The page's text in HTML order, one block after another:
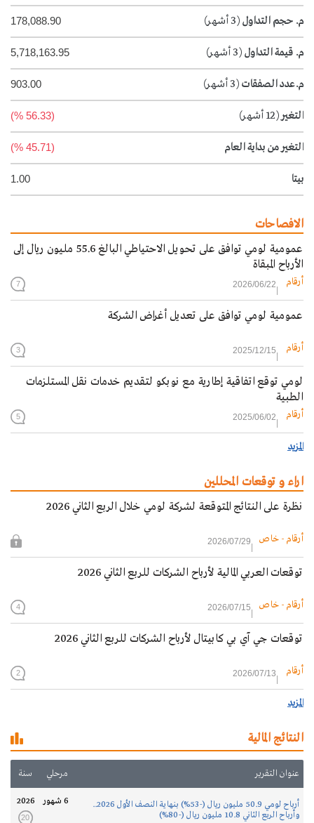
م. حجم التداول (3 أشهر) 178,088.90
م. قيمة التداول (3 أشهر) 5,718,163.95
م.عدد الصفقات (3 أشهر) 903.00
التغير(12 أشهر) (56.33 %)
التغير من بداية العام (45.71 %)
بيتا 1.00
الافصاحات
عمومية لومي توافق على تحويل الاحتياطي البالغ 55.6 مليون ريال إلى
الأرباح المبقاة
أرقام 2026/06/22
7
عمومية لومي توافق على تعديل أغراض الشركة
أرقام 2025/12/15
3
لومي توقع اتفاقية إطارية مع نوبكو لتقديم خدمات نقل المستلزمات
الطبية
أرقام 2025/06/02
5
المزيد
اراء و توقعات المحللين
نظرة على النتائج المتوقعة لشركة لومي خلال الربع الثاني 2026
أرقام - خاص 2026/07/29
توقعات العربي المالية لأرباح الشركات للربع الثاني 2026
أرقام - خاص 2026/07/15
4
توقعات جي آي بي كابيتال لأرباح الشركات للربع الثاني 2026
أرقام 2026/07/13
2
المزيد
النتائج المالية
عنوان التقرير مرحلي سنة
أرباح لومي 50.9 مليون ريال (-53%) بنهاية النصف الأول 2026..
وأرباح الربع الثاني 10.8 مليون ريال (-80%)
6 شهور 2026
20